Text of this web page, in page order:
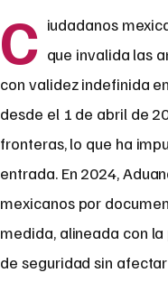
C iudadanos
que invalida las
con validez indefinida
desde el 1 de abril de
fronteras, lo que ha
entrada. En 2024,
mexicanos por
medida, alineada con
de seguridad sin